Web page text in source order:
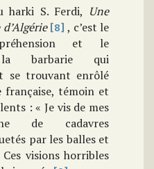
harki S. Ferdi, Une
d’Algérie [8] , c’est le
et le
barbarie qui
se trouvant enrôlé
française, témoin et
: « Je vis de mes
de cadavres
par les balles et
visions horribles